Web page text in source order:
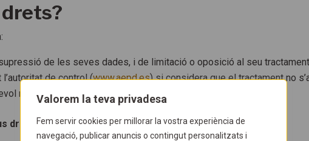
Valorem la teva privadesa
Fem servir cookies per millorar la vostra experiència de
navegació, publicar anuncis o contingut personalitzats i
de les seves dades, i de limitació o oposició al seu
de control (www.aepd.es) si considera que el tractament no
moment.
drets: